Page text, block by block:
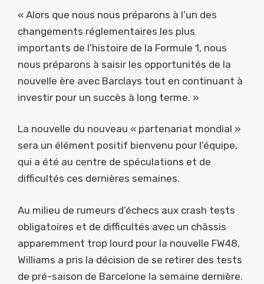
« Alors que nous nous préparons à l’un des
changements réglementaires les plus
importants de l’histoire de la Formule 1, nous
nous préparons à saisir les opportunités de la
nouvelle ère avec Barclays tout en continuant à
investir pour un succès à long terme. »
La nouvelle du nouveau « partenariat mondial »
sera un élément positif bienvenu pour l’équipe,
qui a été au centre de spéculations et de
difficultés ces dernières semaines.
Au milieu de rumeurs d’échecs aux crash tests
obligatoires et de difficultés avec un châssis
apparemment trop lourd pour la nouvelle FW48,
Williams a pris la décision de se retirer des tests
de pré-saison de Barcelone la semaine dernière.